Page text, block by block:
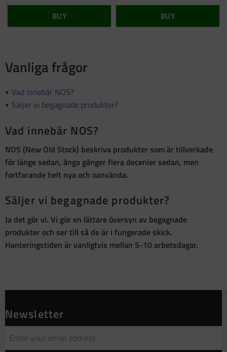
BUY BUY
Vanliga frågor
Vad innebär NOS?
Säljer vi begagnade produkter?
Vad innebär NOS?
NOS (New Old Stock) beskriva produkter som ärtillverkade
för länge sedan, ånga gånger flera decenier sedan, men
fortfarande helt nya och oanvända.
Säljer vi begagnade produkter?
Ja det gör vi. Vi gör en lättare översyn av begagnade
produkter och ser till så de är i fungerade skick.
Hanteringstiden är vanligtvis mellan 5-10 arbetsdagar.
Newsletter